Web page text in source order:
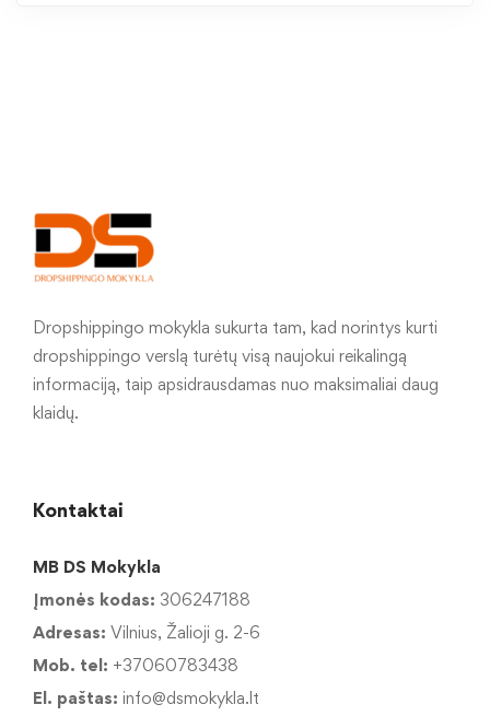
Dropshippingo mokykla sukurta tam, kad norintys kurti
dropshippingo verslą turėtų visą naujokui reikalingą
informaciją, taip apsidrausdamas nuo maksimaliai daug
klaidų.
Kontaktai
MB DS Mokykla
Įmonės kodas: 306247188
Adresas: Vilnius, Žalioji g. 2-6
Mob. tel: +37060783438
El. paštas: info@dsmokykla.lt